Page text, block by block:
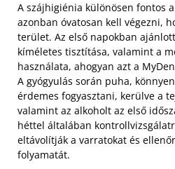
A szájhigiénia különösen fontos
azonban óvatosan kell végezni,
terület. Az első napokban
kíméletes tisztítása, valamint a
használata, ahogyan azt a
A gyógyulás során puha,
érdemes fogyasztani, kerülve a
valamint az alkoholt az első
héttel általában
eltávolítják a varratokat és
folyamatát.